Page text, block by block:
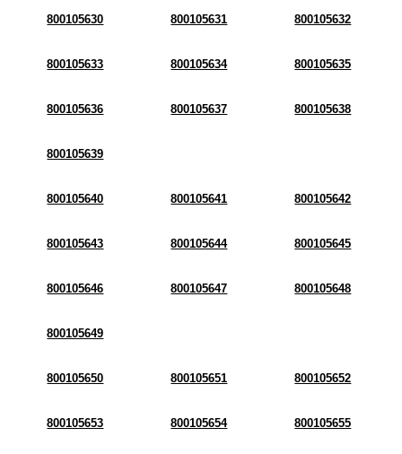
800105630 800105631 800105632
800105633 800105634 800105635
800105636 800105637 800105638
800105639
800105640 800105641 800105642
800105643 800105644 800105645
800105646 800105647 800105648
800105649
800105650 800105651 800105652
800105653 800105654 800105655